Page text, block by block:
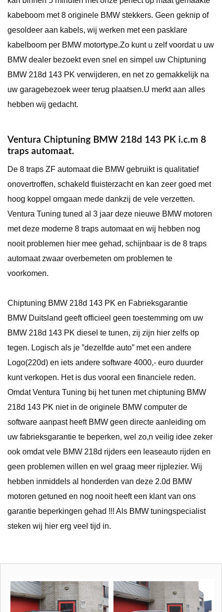
kabeboom met 8 originele BMW stekkers. Geen geknip of
gesoldeer aan kabels, wij werken met een pasklare
kabelboom per BMW motortype.Zo kunt u zelf voordat u uw
BMW dealer bezoekt even snel en simpel uw Chiptuning
BMW 218d 143 PK verwijderen, en net zo gemakkelijk na
uw garagebezoek weer terug plaatsen.U merkt aan alles
hebben wij gedacht.
Ventura Chiptuning BMW 218d 143 PK i.c.m 8
traps automaat.
De 8 traps ZF automaat die BMW gebruikt is qualitatief
onovertroffen, schakeld fluisterzacht en kan zeer goed met
hoog koppel omgaan mede dankzij de vele verzetten.
Ventura Tuning tuned al 3 jaar deze nieuwe BMW motoren
met deze moderne 8 traps automaat en wij hebben nog
nooit problemen hier mee gehad, schijnbaar is de 8 traps
automaat zwaar overbemeten om problemen te
voorkomen.
Chiptuning BMW 218d 143 PK en Fabrieksgarantie
BMW Duitsland geeft officieel geen toestemming om uw
BMW 218d 143 PK diesel te tunen, zij zijn hier zelfs op
tegen. Logisch als je ”dezelfde auto” met een andere
Logo(220d) en iets andere software 4000,- euro duurder
kunt verkopen. Het is dus vooral een financiele reden.
Omdat Ventura Tuning bij het tunen met chiptuning BMW
218d 143 PK niet in de originele BMW computer de
software aanpast heeft BMW geen directe aanleiding om
uw fabrieksgarantie te beperken, wel zo,n veilig idee zeker
ook omdat vele BMW 218d rijders een leaseauto rijden en
geen problemen willen en wel graag meer rijplezier. Wij
hebben inmiddels al honderden van deze 2.0d BMW
motoren getuned en nog nooit heeft een klant van ons
garantie beperkingen gehad !!! Als BMW tuningspecialist
steken wij hier erg veel tijd in.